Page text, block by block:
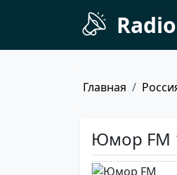
Главная
Юмор FM